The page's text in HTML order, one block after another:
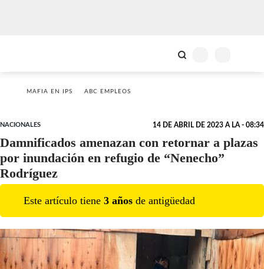
MAFIA EN IPS ABC EMPLEOS
NACIONALES 14 DE ABRIL DE 2023 A LA - 08:34
Damnificados amenazan con retornar a plazas
por inundación en refugio de “Nenecho”
Rodríguez
Este artículo tiene 3 años de antigüedad